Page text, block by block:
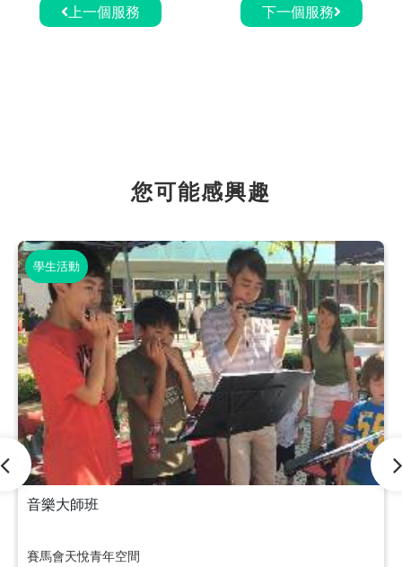
上一個服務 下一個服務
您可能感興趣
學生活動
音樂大師班
賽馬會天悅青年空間